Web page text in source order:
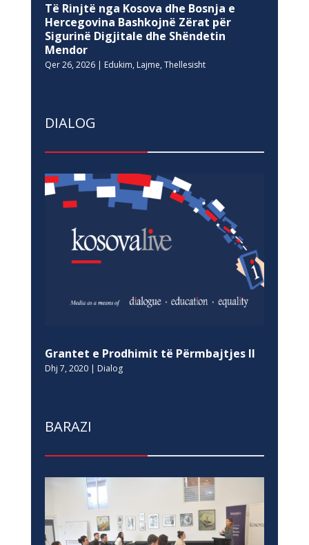
Të Rinjtë nga Kosova dhe Bosnja e
Hercegovina Bashkojnë Zërat për
Sigurinë Digjitale dhe Shëndetin
Mendor
Qer 26, 2026| Edukim, Lajme, Thellesisht
DIALOG
Grantet e Prodhimit të Përmbajtjes II
Dhj 7, 2020| Dialog
BARAZI